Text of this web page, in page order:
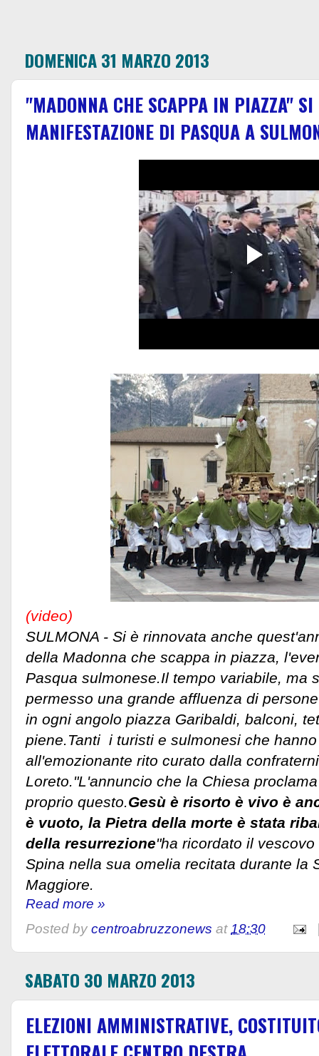
DOMENICA 31 MARZO 2013
"MADONNA CHE SCAPPA IN PIAZZA"
MANIFESTAZIONE DI PASQUA A
(video)
SULMONA - Si è rinnovata anche
della Madonna che scappa in piazza,
Pasqua sulmonese.Il tempo variabile, ma
permesso una grande affluenza di
in ogni angolo piazza Garibaldi, balconi,
piene.Tanti i turisti e sulmonesi che
all'emozionante rito curato dalla
Loreto."L'annuncio che la Chiesa
proprio questo. Gesù è risorto è vivo è
è vuoto, la Pietra della morte è stata
della resurrezione"ha ricordato il
Spina nella sua omelia recitata durante la
Maggiore.
Read more »
Posted by centroabruzzonews at18:30
SABATO 30 MARZO 2013
ELEZIONI AMMINISTRATIVE,